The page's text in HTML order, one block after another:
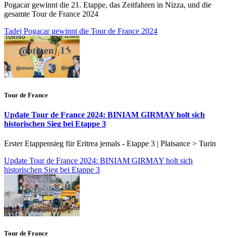
Pogacar gewinnt die 21. Etappe, das Zeitfahren in Nizza, und die
gesamte Tour de France 2024
Tadej Pogacar gewinnt die Tour de France 2024
Tour de France
Update Tour de France 2024: BINIAM GIRMAY holt sich
historischen Sieg bei Etappe 3
Erster Etappensieg für Eritrea jemals - Etappe 3 | Plaisance > Turin
Update Tour de France 2024: BINIAM GIRMAY holt sich
historischen Sieg bei Etappe 3
Tour de France